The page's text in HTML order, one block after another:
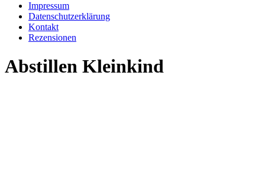
Impressum
Datenschutzerklärung
Kontakt
Rezensionen
Abstillen Kleinkind